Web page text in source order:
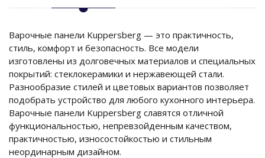
Варочные панели Kuppersberg — это практичность,
стиль, комфорт и безопасность. Все модели
изготовлены из долговечных материалов и специальных
покрытий: стеклокерамики и нержавеющей стали.
Разнообразие стилей и цветовых вариантов позволяет
подобрать устройство для любого кухонного интерьера.
Варочные панели Kuppersberg славятся отличной
функциональностью, непревзойденным качеством,
практичностью, износостойкостью и стильным
неординарным дизайном.